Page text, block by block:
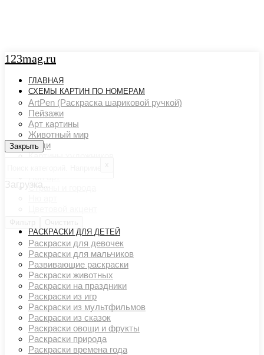
123mag.ru
ГЛАВНАЯ
СХЕМЫ КАРТИН ПО НОМЕРАМ
ArtPen (Раскраска шариковой ручкой)
Пейзажи
Арт картины
Животный мир
Люди
Картины художников
Страны и города
Транспорт
РАСКРАСКИ ДЛЯ ДЕТЕЙ
Раскраски для девочек
Раскраски для мальчиков
Развивающие раскраски
Раскраски животных
Раскраски на праздники
Раскраски из игр
Раскраски из мультфильмов
Раскраски из сказок
Раскраски овощи и фрукты
Раскраски природа
Раскраски времена года
Закрыть
Закрыть
Загрузка...